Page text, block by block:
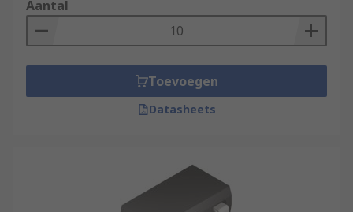
Aantal
Toevoegen
Datasheets